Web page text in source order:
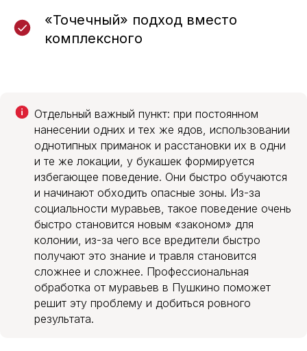
«Точечный» подход вместо
комплексного
Отдельный важный пункт: при постоянном
нанесении одних и тех же ядов, использовании
однотипных приманок и расстановки их в одни
и те же локации, у букашек формируется
избегающее поведение. Они быстро обучаются
и начинают обходить опасные зоны. Из-за
социальности муравьев, такое поведение очень
быстро становится новым «законом» для
колонии, из-за чего все вредители быстро
получают это знание и травля становится
сложнее и сложнее. Профессиональная
обработка от муравьев в Пушкино поможет
решит эту проблему и добиться ровного
результата.
10%
Дарим скидку 10% при заказе через форму на
сайте. Консультация бесплатно.
ЗАКАЗАТЬ ОБРАБОТКУ